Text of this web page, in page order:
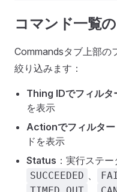
コマンド一覧
Commandsタブ上部の
絞り込みます：
Thing IDでフィルタ
を表示
Actionでフィルター
ドを表示
Status ：実行ステ
SUCCEEDED 、